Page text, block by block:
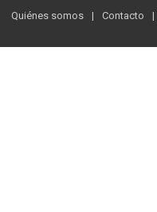
Quiénes somos Contacto